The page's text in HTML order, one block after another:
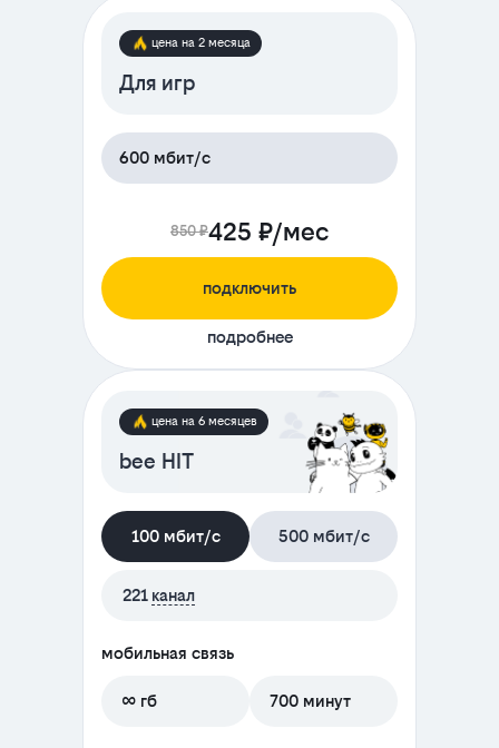
цена на 2 месяца
Для игр
600 мбит/с
850 ₽425 ₽/мес
подключить
подробнее
цена на 6 месяцев
bee HIT
100 мбит/с 500 мбит/с
221 канал
мобильная связь
∞ гб 700 минут